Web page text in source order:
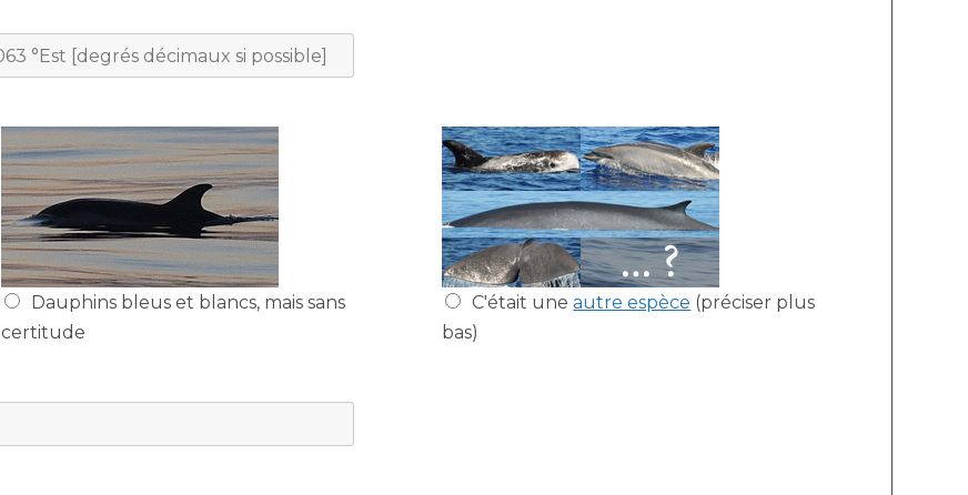
Dauphins bleus et blancs, mais sans
certitude
C'était uneautre espèce (préciser plus
bas)